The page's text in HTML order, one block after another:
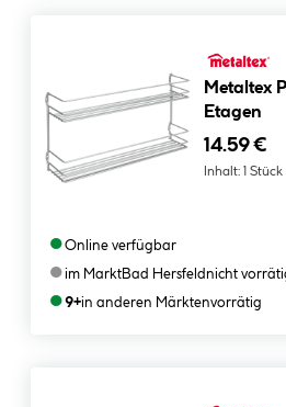
Metaltex
Etagen
14.59 €
Inhalt: 1 Stück
●Online verfügbar
●im MarktBad Hersfeldnicht
●9+in anderen Märktenvorrätig